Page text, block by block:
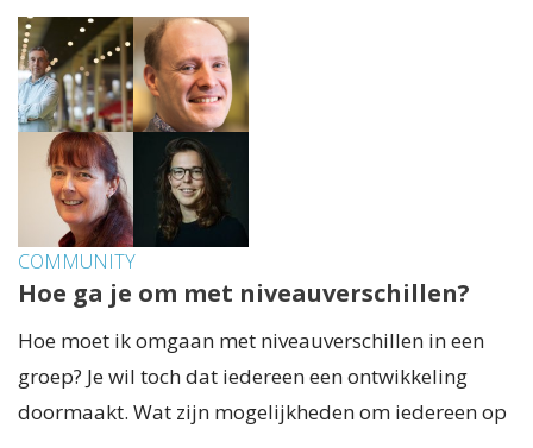
COMMUNITY
Hoe ga je om met niveauverschillen?
Hoe moet ik omgaan met niveauverschillen in een
groep? Je wil toch dat iedereen een ontwikkeling
doormaakt. Wat zijn mogelijkheden om iedereen op